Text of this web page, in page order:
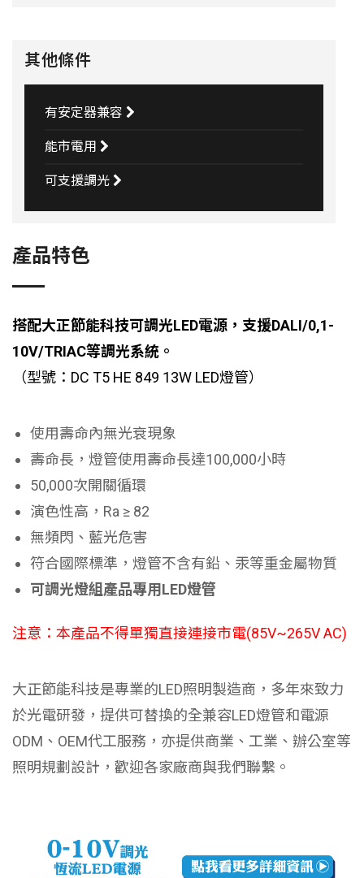
其他條件
有安定器兼容
能市電用
可支援調光
產品特色
搭配大正節能科技可調光LED電源，支援DALI/0,1-
10V/TRIAC等調光系統。
（型號：DC T5 HE 849 13W LED燈管）
使用壽命內無光衰現象
壽命長，燈管使用壽命長達100,000小時
50,000次開關循環
演色性高，Ra ≥ 82
無頻閃、藍光危害
符合國際標準，燈管不含有鉛、汞等重金屬物質
可調光燈組產品專用LED燈管
注意：本產品不得單獨直接連接市電(85V~265V AC)
大正節能科技是專業的LED照明製造商，多年來致力
於光電研發，提供可替換的全兼容LED燈管和電源
ODM、OEM代工服務，亦提供商業、工業、辦公室等
照明規劃設計，歡迎各家廠商與我們聯繫。